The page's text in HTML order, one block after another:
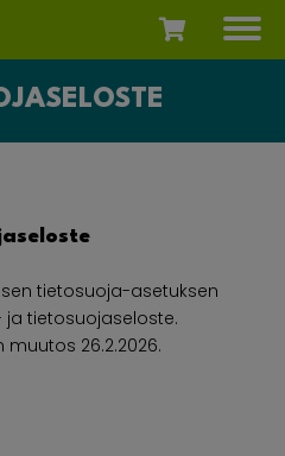
tietosuoja-asetuksen
ja tietosuojaseloste.
muutos 26.2.2026.